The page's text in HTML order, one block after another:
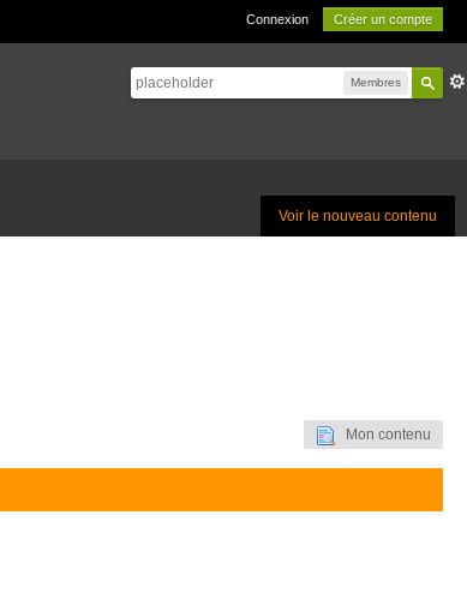
Connexion Créer un compte
Membres
Voir le nouveau contenu
Mon contenu